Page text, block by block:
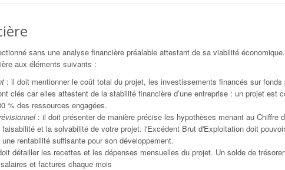
sans une analyse financière préalable attestant de sa viabilité
aux éléments suivants :
: il doit mentionner le coût total du projet, les investissements financés sur
clés car elles attestent de la stabilité financière d’une entreprise : un projet est
% des ressources engagées.
: il doit présenter de manière précise les hypothèses menant au Chiffre
et la solvabilité de votre projet. l'Excédent Brut d'Exploitation doit
rentabilité suffisante pour son développement.
détailler les recettes et les dépenses mensuelles du projet. Un solde de
et factures chaque mois